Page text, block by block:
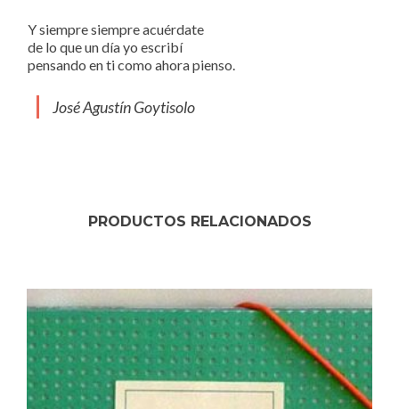
Y siempre siempre acuérdate
de lo que un día yo escribí
pensando en ti como ahora pienso.
José Agustín Goytisolo
PRODUCTOS RELACIONADOS